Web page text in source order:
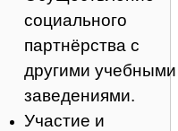
социального
партнёрства с
другими учебными
заведениями.
Участие и